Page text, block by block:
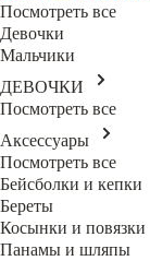
Посмотреть все
Девочки
Мальчики
ДЕВОЧКИ
Посмотреть все
Аксессуары
Посмотреть все
Бейсболки и кепки
Береты
Косынки и повязки
Панамы и шляпы